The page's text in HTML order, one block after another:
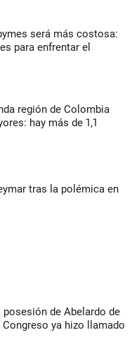
será más costosa:
para enfrentar el
región de Colombia
hay más de 1,1
tras la polémica en
posesión de Abelardo de
Congreso ya hizo llamado